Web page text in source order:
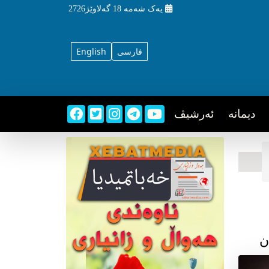
یه‌ک شه‌مه‌ 18 گه‌لاوێژ2726
English فارسی
دیمانه ئه‌رشیڤ